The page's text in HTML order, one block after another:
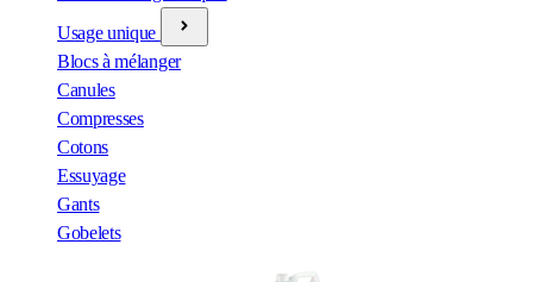
Usage unique
Blocs à mélanger
Canules
Compresses
Cotons
Essuyage
Gants
Gobelets